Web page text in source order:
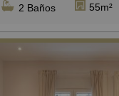
una superficie de 55
dormitorios, ambos
La integración
espacio luminoso y
2 Baños 55m²